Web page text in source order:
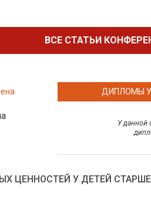
ВСЕ СТАТЬИ
ДИПЛОМЫ
У данной
ЦЕННОСТЕЙ У ДЕТЕЙ